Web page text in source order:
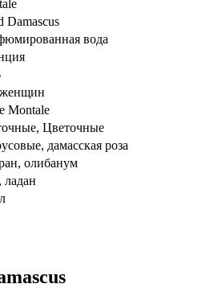
Damascus
вода
Montale
Цветочные
дамасская роза
олибанум
ладан